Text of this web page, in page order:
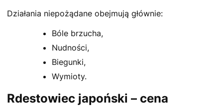
Działania niepożądane obejmują głównie:
Bóle brzucha,
Nudności,
Biegunki,
Wymioty.
Rdestowiec japoński – cena